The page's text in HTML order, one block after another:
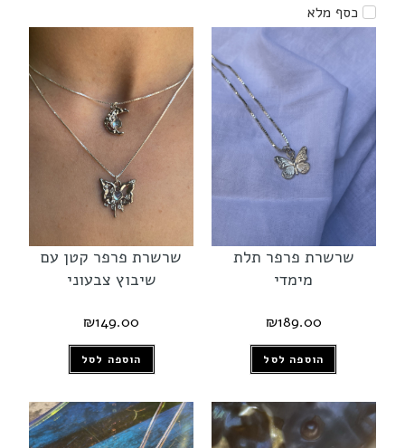
כסף מלא
שרשרת פרפר תלת
מימדי
₪189.00
הוספה לסל
שרשרת פרפר קטן עם
שיבוץ צבעוני
₪149.00
הוספה לסל